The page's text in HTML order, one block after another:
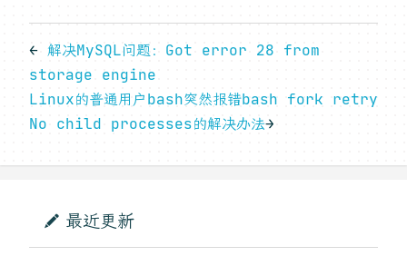
← 解决MySQL问题：Got error 28 from
storage engine
Linux的普通用户bash突然报错bash fork retry
No child processes的解决办法→
最近更新